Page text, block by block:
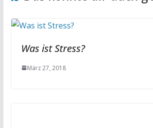
Was ist Stress?
März 27, 2018